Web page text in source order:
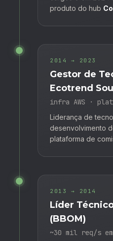
produto do hub
2014 → 2023
Gestor de
Ecotrend
infra AWS ·
Liderança de
desenvolvimento
plataforma de
2013 → 2014
Líder
(BBOM)
~30 mil req/s